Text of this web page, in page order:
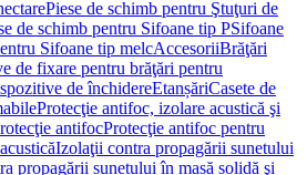
Piese de schimb pentru Ştuţuri de
de schimb pentru Sifoane tip PSifoane
Sifoane tip melcAccesoriiBrăţări
de fixare pentru brăţări pentru
de închidereEtanșăriCasete de
Protecţie antifoc, izolare acustică şi
antifocProtecţie antifoc pentru
Izolaţii contra propagării sunetului
propagării sunetului în masă solidă şi